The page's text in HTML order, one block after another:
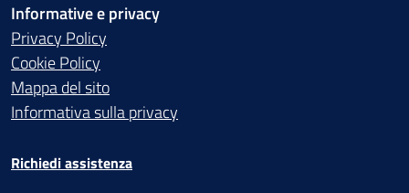
Informative e privacy
Privacy Policy
Cookie Policy
Mappa del sito
Informativa sulla privacy
Richiedi assistenza